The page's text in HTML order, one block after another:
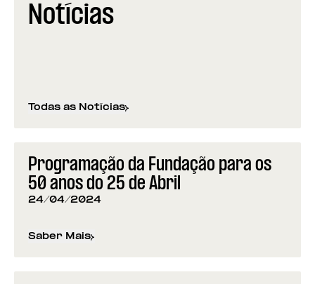
Notícias
Todas as Notícias
Programação da Fundação para os
50 anos do 25 de Abril
24/04/2024
Saber Mais
sobre Programação da Fundação para os 50 anos